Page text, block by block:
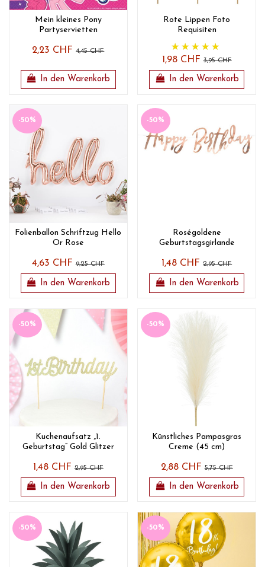
Mein kleines Pony
Partyservietten
2,23 CHF4,45 CHF
In den Warenkorb
Rote Lippen Foto
Requisiten
1,98 CHF3,95 CHF
In den Warenkorb
-50%
Folienballon Schriftzug Hello
Or Rose
4,63 CHF9,25 CHF
In den Warenkorb
-50%
Roségoldene
Geburtstagsgirlande
1,48 CHF2,95 CHF
In den Warenkorb
-50%
Kuchenaufsatz „1.
Geburtstag“ Gold Glitzer
1,48 CHF2,95 CHF
In den Warenkorb
-50%
Künstliches Pampasgras
Creme (45 cm)
2,88 CHF5,75 CHF
In den Warenkorb
-50% -50%